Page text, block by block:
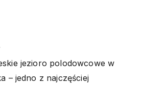
jezioro polodowcowe w
– jedno z najczęściej